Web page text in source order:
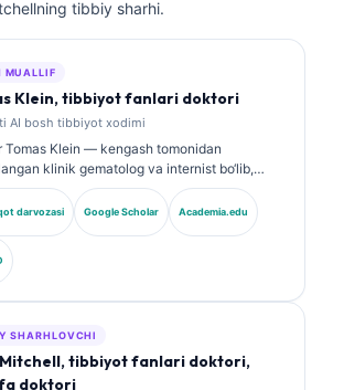
tibbiy sharhi.
MUALLIF
Klein, tibbiyot fanlari doktori
AI bosh tibbiyot xodimi
Tomas Klein — kengash tomonidan
klinik gematolog va internist bo‘lib,
tibbiyoti va AI yordamida klinik tahlil
15 yildan ortiq tajribaga ega. Kantesti AI
Bosh tibbiy xodim sifatida u xususiy
tarmoqning tibbiy aniqligi bo‘yicha klinik
ta’minlaydi. Doktor Klein biomarkerlar
va laboratoriya diagnostikasi bo‘yicha
tibbiyoti mavzularida keng ko‘lamli ilmiy
darvozasi Google Scholar Academia.edu
SHARHLOVCHI
tibbiyot fanlari doktori,
doktori